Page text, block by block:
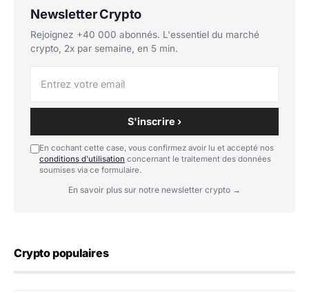
Newsletter Crypto
Rejoignez +40 000 abonnés. L'essentiel du marché
crypto, 2x par semaine, en 5 min.
S'inscrire ›
En cochant cette case, vous confirmez avoir lu et accepté nos
conditions d'utilisation concernant le traitement des données
soumises via ce formulaire.
En savoir plus sur notre newsletter crypto →
Crypto populaires